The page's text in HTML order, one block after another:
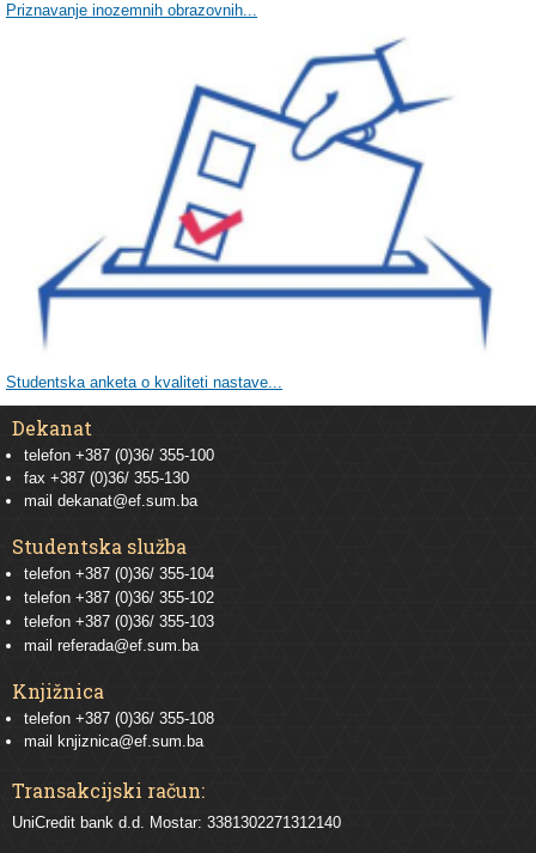
Priznavanje inozemnih obrazovnih...
Studentska anketa o kvaliteti nastave...
Dekanat
telefon +387 (0)36/ 355-100
fax +387 (0)36/ 355-130
mail dekanat@ef.sum.ba
Studentska služba
telefon +387 (0)36/ 355-104
telefon +387 (0)36/ 355-102
telefon +387 (0)36/ 355-103
mail referada@ef.sum.ba
Knjižnica
telefon +387 (0)36/ 355-108
mail knjiznica@ef.sum.ba
Transakcijski račun:
UniCredit bank d.d. Mostar: 3381302271312140